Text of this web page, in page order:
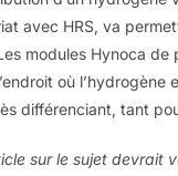
avec HRS, va
modules Hynoca
où l’hydrogène
différenciant, tant
sur le sujet devrait